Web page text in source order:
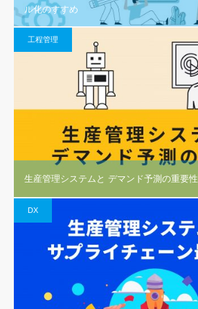
ル化のすすめ
工程管理
生産管理システムと デマンド予測の重要性
DX